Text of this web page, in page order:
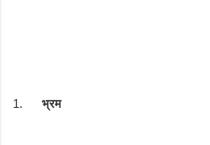
1. भ्रम